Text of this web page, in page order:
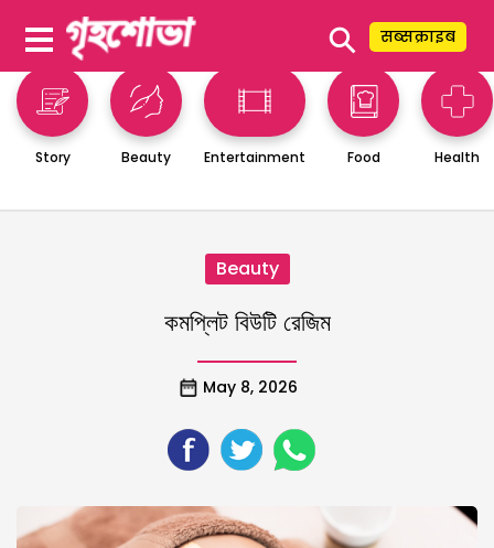
⚲ सब्सक्राइब
Story Beauty Entertainment Food Health
Beauty
কমপ্লিট বিউটি রেজিম
May 8, 2026